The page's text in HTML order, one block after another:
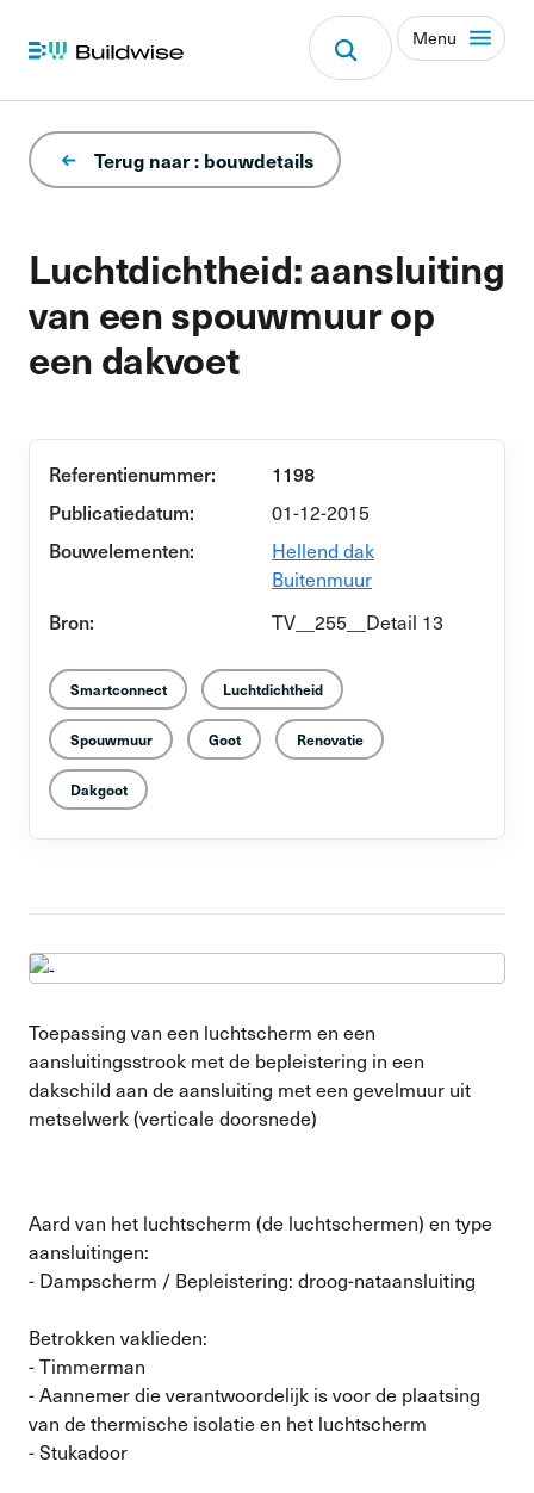
Menu
Luchtdichtheid: aansluiting
van een spouwmuur op
een dakvoet
Terug naar : bouwdetails
Referentienummer:
1198
Publicatiedatum:
01-12-2015
Bouwelementen:
Hellend dak
Buitenmuur
Bron:
TV__255__Detail 13
Smartconnect Luchtdichtheid
Spouwmuur Goot Renovatie
Dakgoot
Toepassing van een luchtscherm en een
aansluitingsstrook met de bepleistering in een
dakschild aan de aansluiting met een gevelmuur uit
metselwerk (verticale doorsnede)
Aard van het luchtscherm (de luchtschermen) en type
aansluitingen:
- Dampscherm / Bepleistering: droog-nataansluiting
Betrokken vaklieden:
- Timmerman
- Aannemer die verantwoordelijk is voor de plaatsing
van de thermische isolatie en het luchtscherm
- Stukadoor